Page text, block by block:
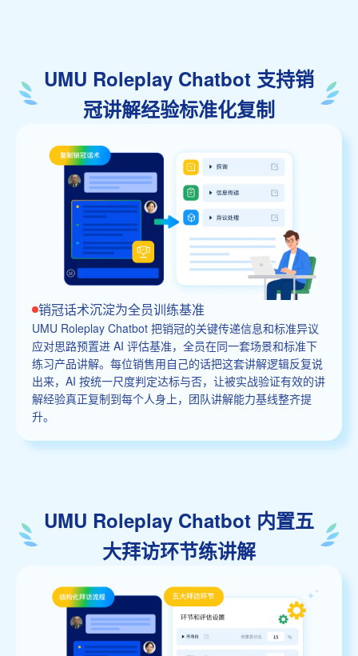
UMU Roleplay Chatbot 支持销
冠讲解经验标准化复制
销冠话术沉淀为全员训练基准
UMU Roleplay Chatbot 把销冠的关键传递信息和标准异议
应对思路预置进 AI 评估基准，全员在同一套场景和标准下
练习产品讲解。每位销售用自己的话把这套讲解逻辑反复说
出来，AI 按统一尺度判定达标与否，让被实战验证有效的讲
解经验真正复制到每个人身上，团队讲解能力基线整齐提
升。
UMU Roleplay Chatbot 内置五
大拜访环节练讲解